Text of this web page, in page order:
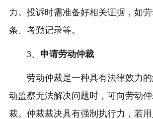
力。投诉时需准备好相关证据，如
条、考勤记录等。
3、 申请劳动仲裁
劳动仲裁是一种具有法律效力
动监察无法解决问题时，可向劳动
裁。仲裁裁决具有强制执行力，若